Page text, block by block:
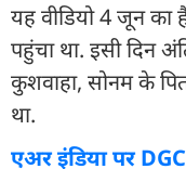
यह वीडियो 4 जून का
पहुंचा था. इसी दिन
कुशवाहा, सोनम के
था.
एअर इंडिया पर